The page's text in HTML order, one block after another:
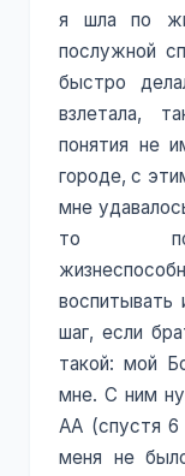
я шла по
послужной
быстро
взлетала,
понятия не
городе, с
мне
то
шаг, если
такой: мой
мне. С ним
АА (спустя 6
меня не